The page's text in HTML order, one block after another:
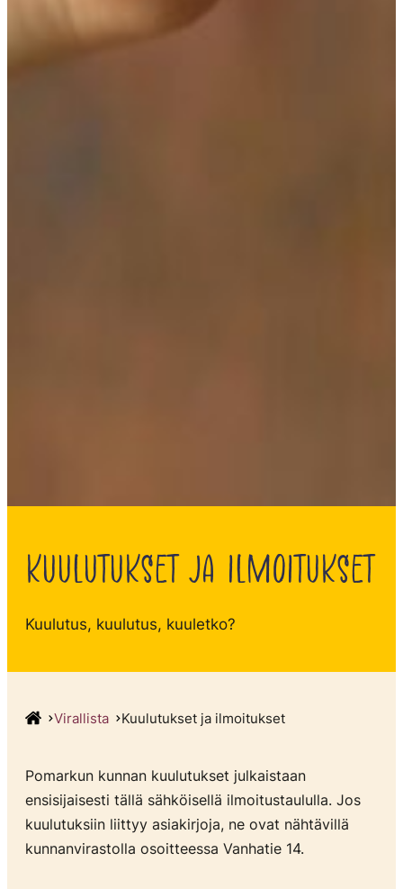
KUULUTUKSET JA ILMOITUKSET
Kuulutus, kuulutus, kuuletko?
Virallista Kuulutukset ja ilmoitukset
Pomarkun kunnan kuulutukset julkaistaan
ensisijaisesti tällä sähköisellä ilmoitustaululla. Jos
kuulutuksiin liittyy asiakirjoja, ne ovat nähtävillä
kunnanvirastolla osoitteessa Vanhatie 14.